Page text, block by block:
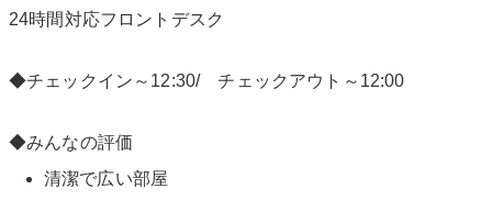
24時間対応フロントデスク
◆チェックイン～12:30/ チェックアウト～12:00
◆みんなの評価
清潔で広い部屋